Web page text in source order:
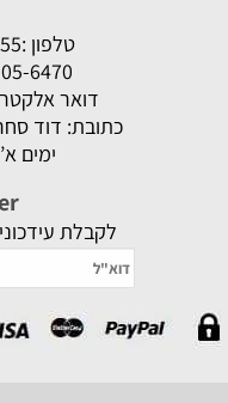
טלפון :-
6470
דואר
כתובת: דוד סחרוב 5 קומה 1 ,
ימים א’-ה’
לקבלת